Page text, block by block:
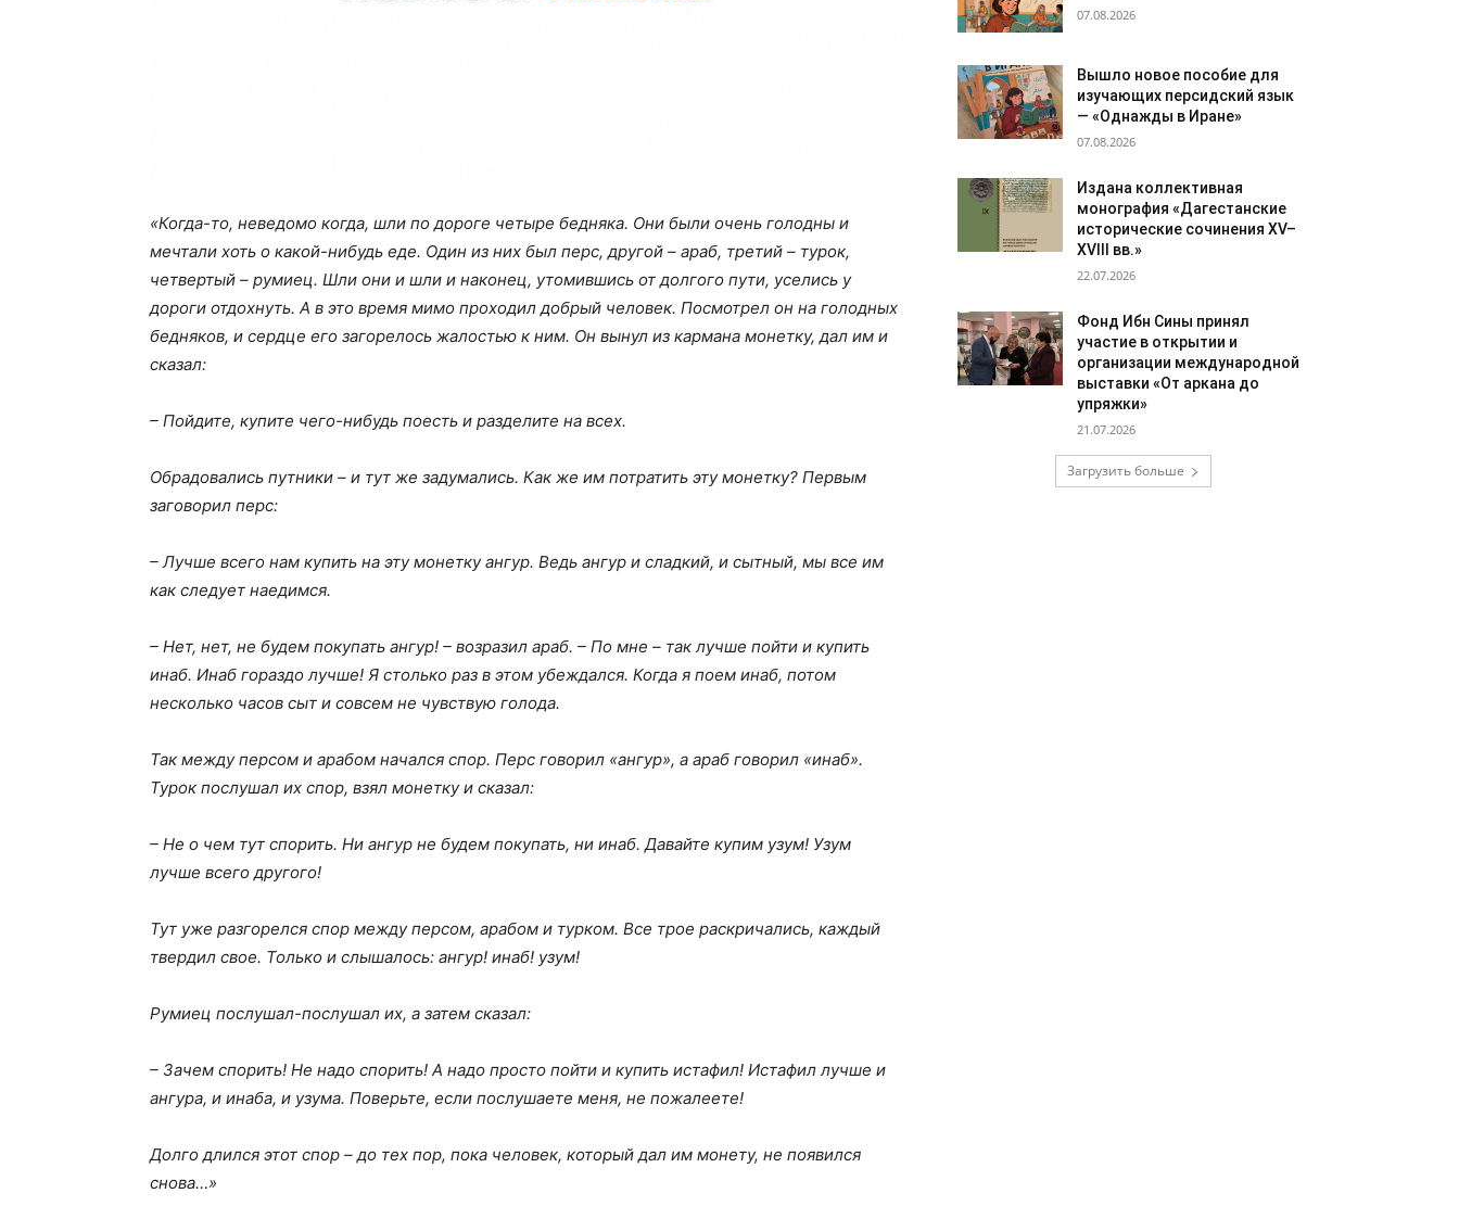
«Когда-то, неведомо когда, шли по дороге четыре бедняка. Они были очень голодны и
мечтали хоть о какой-нибудь еде. Один из них был перс, другой – араб, третий – турок,
четвертый – румиец. Шли они и шли и наконец, утомившись от долгого пути, уселись у
дороги отдохнуть. А в это время мимо проходил добрый человек. Посмотрел он на голодных
бедняков, и сердце его загорелось жалостью к ним. Он вынул из кармана монетку, дал им и
сказал:
– Пойдите, купите чего-нибудь поесть и разделите на всех.
Обрадовались путники – и тут же задумались. Как же им потратить эту монетку? Первым
заговорил перс:
– Лучше всего нам купить на эту монетку ангур. Ведь ангур и сладкий, и сытный, мы все им
как следует наедимся.
– Нет, нет, не будем покупать ангур! – возразил араб. – По мне – так лучше пойти и купить
инаб. Инаб гораздо лучше! Я столько раз в этом убеждался. Когда я поем инаб, потом
несколько часов сыт и совсем не чувствую голода.
Так между персом и арабом начался спор. Перс говорил «ангур», а араб говорил «инаб».
Турок послушал их спор, взял монетку и сказал:
– Не о чем тут спорить. Ни ангур не будем покупать, ни инаб. Давайте купим узум! Узум
лучше всего другого!
Тут уже разгорелся спор между персом, арабом и турком. Все трое раскричались, каждый
твердил свое. Только и слышалось: ангур! инаб! узум!
Румиец послушал-послушал их, а затем сказал:
– Зачем спорить! Не надо спорить! А надо просто пойти и купить истафил! Истафил лучше и
ангура, и инаба, и узума. Поверьте, если послушаете меня, не пожалеете!
Долго длился этот спор – до тех пор, пока человек, который дал им монету, не появился
снова…»
07.08.2026
Вышло новое пособие для
изучающих персидский язык
— «Однажды в Иране»
07.08.2026
Издана коллективная
монография «Дагестанские
исторические сочинения XV–
XVIII вв.»
22.07.2026
Фонд Ибн Сины принял
участие в открытии и
организации международной
выставки «От аркана до
упряжки»
21.07.2026
Загрузить больше